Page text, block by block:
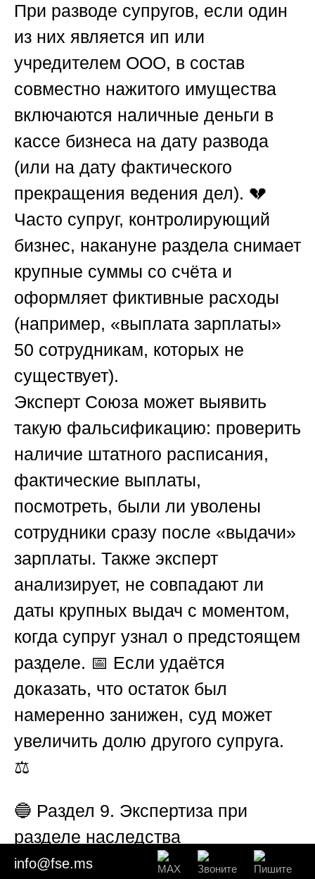
При разводе супругов, если один
из них является ип или
учредителем ООО, в состав
совместно нажитого имущества
включаются наличные деньги в
кассе бизнеса на дату развода
(или на дату фактического
прекращения ведения дел). 💔
Часто супруг, контролирующий
бизнес, накануне раздела снимает
крупные суммы со счёта и
оформляет фиктивные расходы
(например, «выплата зарплаты»
50 сотрудникам, которых не
существует).
Эксперт Союза может выявить
такую фальсификацию: проверить
наличие штатного расписания,
фактические выплаты,
посмотреть, были ли уволены
сотрудники сразу после «выдачи»
зарплаты. Также эксперт
анализирует, не совпадают ли
даты крупных выдач с моментом,
когда супруг узнал о предстоящем
разделе. 📅 Если удаётся
доказать, что остаток был
намеренно занижен, суд может
увеличить долю другого супруга.
⚖️
🔵 Раздел 9. Экспертиза при
разделе наследства
(наследственная масса)
info@fse.ms